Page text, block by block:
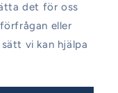
det för oss
eller
vi kan hjälpa